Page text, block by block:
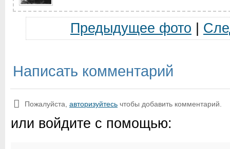
Предыдущее фото
Написать комментарий
Пожалуйста, авторизуйтесь чтобы добавить комментарий.
или войдите с помощью: